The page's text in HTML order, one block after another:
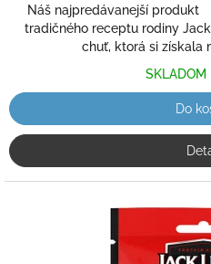
5
Náš najpredávanejší
tradičného receptu rodiny
chuť, ktorá si získala
SKLADOM
Do